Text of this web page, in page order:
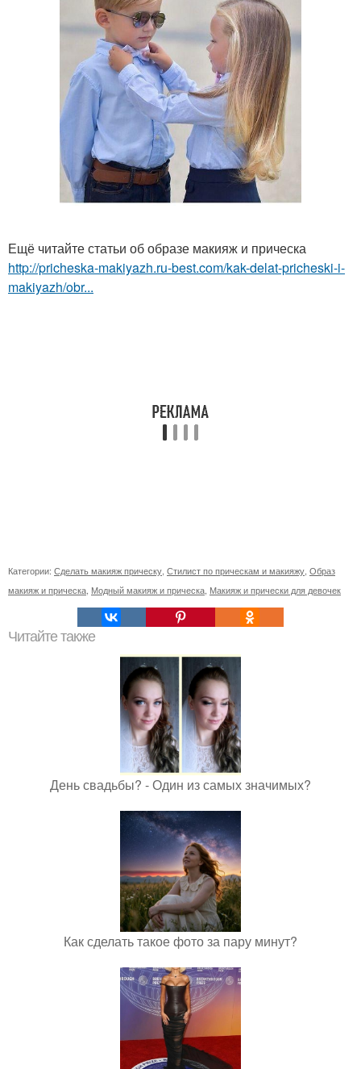
Ещё читайте статьи об образе макияж и прическа
http://pricheska-makiyazh.ru-best.com/kak-delat-pricheski-i-
makiyazh/obr...
Категории: Сделать макияж прическу Стилист по прическам и макияжу Образ
макияж и прическа Модный макияж и прическа Макияж и прически для девочек
Читайте также
День свадьбы? - Один из самых значимых?
Как сделать такое фото за пару минут?